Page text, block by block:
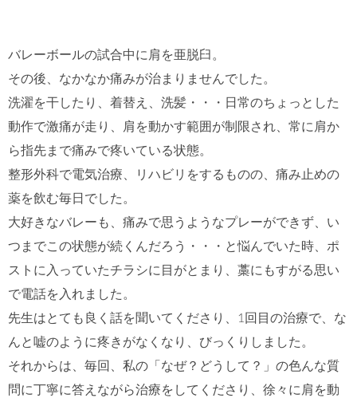
バレーボールの試合中に肩を亜脱臼。
その後、なかなか痛みが治まりませんでした。
洗濯を干したり、着替え、洗髪・・・日常のちょっとした
動作で激痛が走り、肩を動かす範囲が制限され、常に肩か
ら指先まで痛みで疼いている状態。
整形外科で電気治療、リハビリをするものの、痛み止めの
薬を飲む毎日でした。
大好きなバレーも、痛みで思うようなプレーができず、い
つまでこの状態が続くんだろう・・・と悩んでいた時、ポ
ストに入っていたチラシに目がとまり、藁にもすがる思い
で電話を入れました。
先生はとても良く話を聞いてくださり、1回目の治療で、な
んと嘘のように疼きがなくなり、びっくりしました。
それからは、毎回、私の「なぜ？どうして？」の色んな質
問に丁寧に答えながら治療をしてくださり、徐々に肩を動